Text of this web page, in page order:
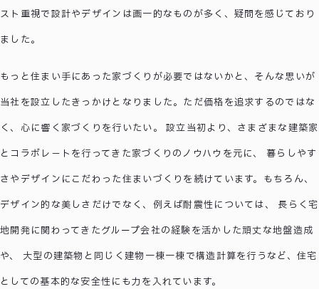
スト重視で設計やデザインは画一的なものが多く、疑問を感じており
ました。
もっと住まい手にあった家づくりが必要ではないかと、そんな思いが
当社を設立したきっかけとなりました。ただ価格を追求するのではな
く、心に響く家づくりを行いたい。 設立当初より、さまざまな建築家
とコラボレ－トを行ってきた家づくりのノウハウを元に、 暮らしやす
さやデザインにこだわった住まいづくりを続けています。もちろん、
デザイン的な美しさだけでなく、例えば耐震性については、 長らく宅
地開発に関わってきたグループ会社の経験を活かした頑丈な地盤造成
や、 大型の建築物と同じく建物一棟一棟で構造計算を行うなど、住宅
としての基本的な安全性にも力を入れています。